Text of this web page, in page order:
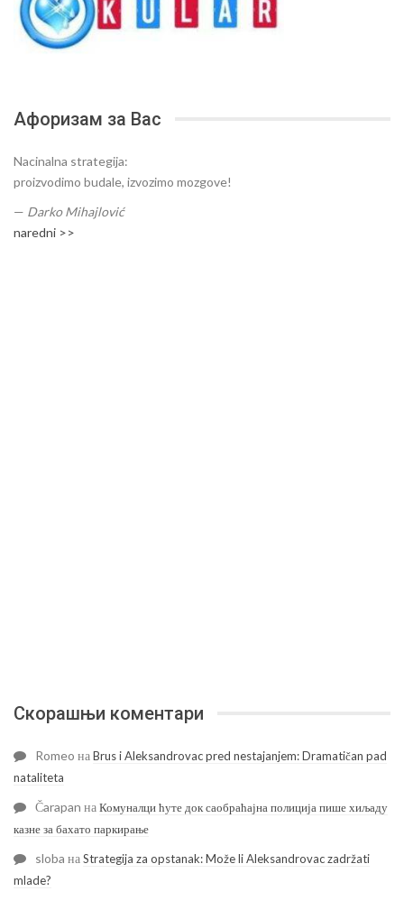
Афоризам за Вас
Nacinalna strategija:
proizvodimo budale, izvozimo mozgove!
— Darko Mihajlović
naredni >>
Скорашњи коментари
Romeo наBrus i Aleksandrovac pred nestajanjem: Dramatičan pad
nataliteta
Čarapan наКомуналци ћуте док саобраћајна полиција пише хиљаду
казне за бахато паркирање
sloba наStrategija za opstanak: Može li Aleksandrovac zadržati
mlade?